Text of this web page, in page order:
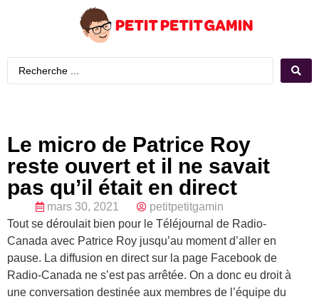
Le micro de Patrice Roy
reste ouvert et il ne savait
pas qu’il était en direct
mars 30, 2021
petitpetitgamin
Tout se déroulait bien pour le Téléjournal de Radio-
Canada avec Patrice Roy jusqu’au moment d’aller en
pause. La diffusion en direct sur la page Facebook de
Radio-Canada ne s’est pas arrêtée. On a donc eu droit à
une conversation destinée aux membres de l’équipe du